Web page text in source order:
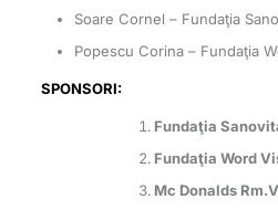
Soare Cornel – Fundaţia
Popescu Corina – Fundaţia
SPONSORI:
Fundaţia
Fundaţia Word
Mc Donalds